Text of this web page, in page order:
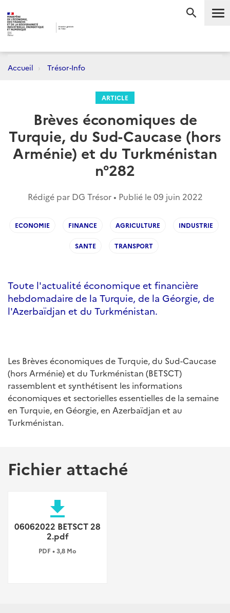
Accueil Trésor-Info
ARTICLE
Brèves économiques de
Turquie, du Sud-Caucase (hors
Arménie) et du Turkménistan
n°282
Rédigé par DG Trésor • Publié le09 juin 2022
ECONOMIE FINANCE AGRICULTURE INDUSTRIE
SANTE TRANSPORT
Toute l'actualité économique et financière
hebdomadaire de la Turquie, de la Géorgie, de
l'Azerbaïdjan et du Turkménistan.
Les Brèves économiques de Turquie, du Sud-Caucase
(hors Arménie) et du Turkménistan (BETSCT)
rassemblent et synthétisent les informations
économiques et sectorielles essentielles de la semaine
en Turquie, en Géorgie, en Azerbaïdjan et au
Turkménistan.
Fichier attaché
file_download
06062022 BETSCT 28
2.pdf
PDF • 3,8 Mo